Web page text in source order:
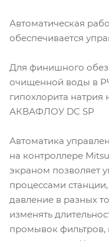
Автоматическая
обеспечивается
Для финишного
очищенной воды в
гипохлорита натрия
АКВАФЛОУ DC SP
Автоматика
на контроллере
экраном позволяет
процессами
давление в разных
изменять
промывок фильтров,